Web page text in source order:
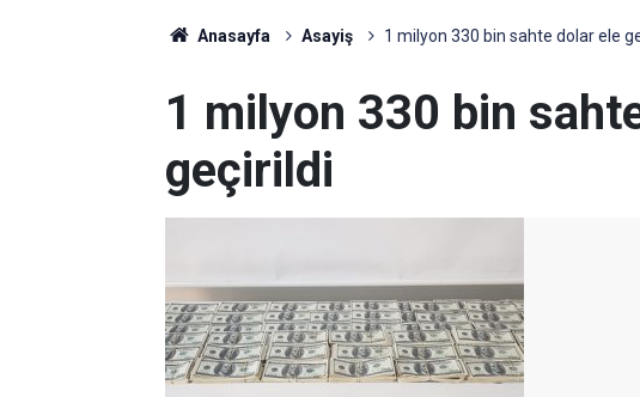
Anasayfa Asayiş 1 milyon 330 bin sahte dolar ele
1 milyon 330 bin
geçirildi